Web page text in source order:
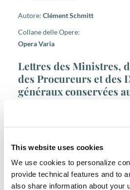
This website uses cookies
We use cookies to personalize
provide technical features and to
also share information about your
Autore:Clément Schmitt
Collane delle Opere:
Opera Varia
Lettres des Ministres,
des Procureurs et des
généraux conservées
Data di pubblicazione:1987
ISBN 000-00-0000-000-0 Numero di codice